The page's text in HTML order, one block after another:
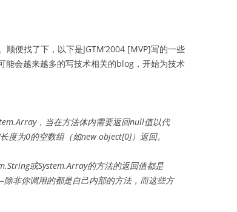
便找了下，以下是JGTM’2004 [MVP]写的一些
会越来越多的写技术相关的blog，开始为技术
，当在方法体内需要返回null值以代
度为0的空数组（如new object[0]）返回。
或System.Array的方法的返回值都是
非你调用的都是自己内部的方法，而这些方